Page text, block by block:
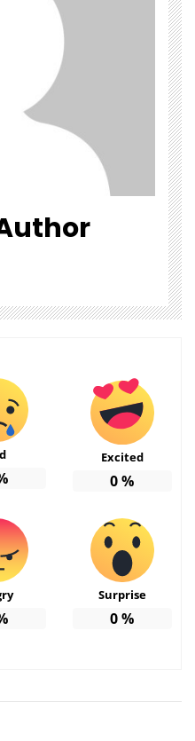
Excited
0%
Surprise
0%